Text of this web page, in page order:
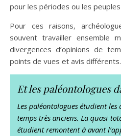
pour les périodes ou les
Pour ces raisons,
souvent travailler ensemble
divergences d’opinions de
points de vues et avis différents.
Et les paléontologues
Les paléontologues étudient
temps très anciens. La quasi-
étudient remontent à avant